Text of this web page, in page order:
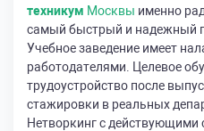
техникум Москвы именно
самый быстрый и надежный
Учебное заведение имеет
работодателями. Целевое
трудоустройство после
стажировки в реальных
Нетворкинг с